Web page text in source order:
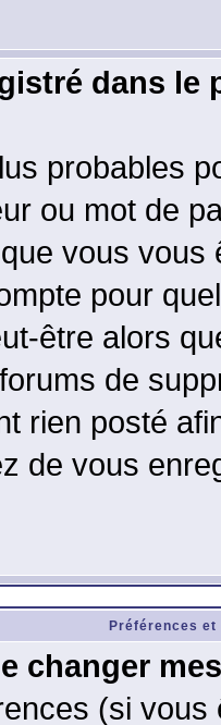
dans le
probables
ou mot de
vous
pour
être alors
de
rien posté
de vous
Préférences
changer
(si